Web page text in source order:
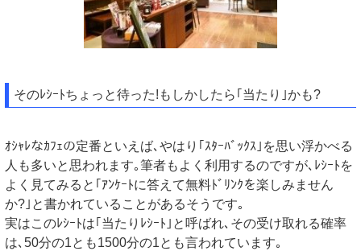
そのﾚｼｰﾄちょっと待った!もしかしたら｢当たり｣かも?
ｵｼｬﾚなｶﾌｪの定番といえば､やはり｢ｽﾀｰﾊﾞｯｸｽ｣を思い浮かべる
人も多いと思われます｡筆者もよく利用するのですが､ﾚｼｰﾄを
よく見てみると｢ｱﾝｹｰﾄに答えて無料ﾄﾞﾘﾝｸを楽しみません
か?｣と書かれていることがあるそうです｡
実はこのﾚｼｰﾄは｢当たりﾚｼｰﾄ｣と呼ばれ､その受け取れる確率
は､50分の1とも1500分の1とも言われています｡